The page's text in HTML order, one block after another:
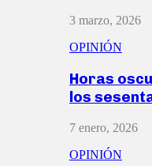
3 marzo, 2026
OPINIÓN
Horas
los
7 enero, 2026
OPINIÓN